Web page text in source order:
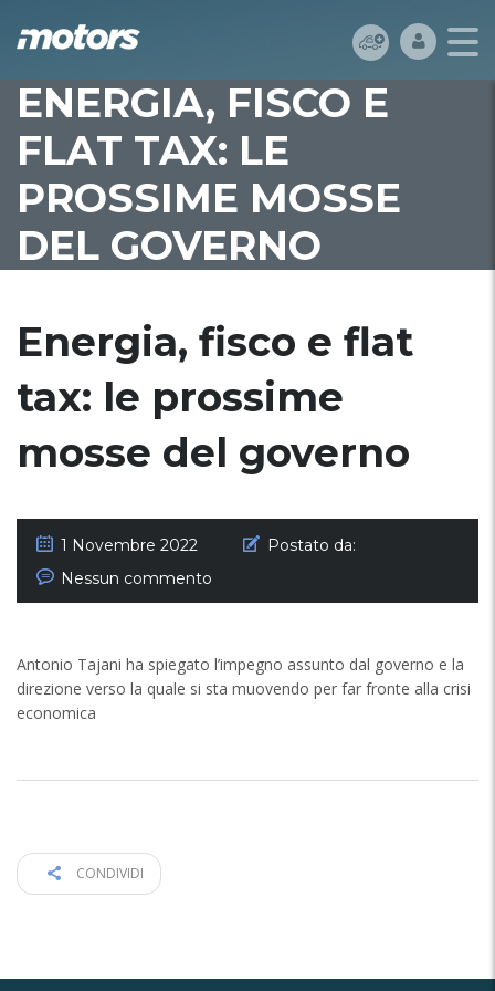
ENERGIA, FISCO E
FLAT TAX: LE
PROSSIME MOSSE
DEL GOVERNO
Energia, fisco e flat
tax: le prossime
mosse del governo
1 Novembre 2022
Postato da:
Nessun commento
Antonio Tajani ha spiegato l’impegno assunto dal governo e la
direzione verso la quale si sta muovendo per far fronte alla crisi
economica
CONDIVIDI